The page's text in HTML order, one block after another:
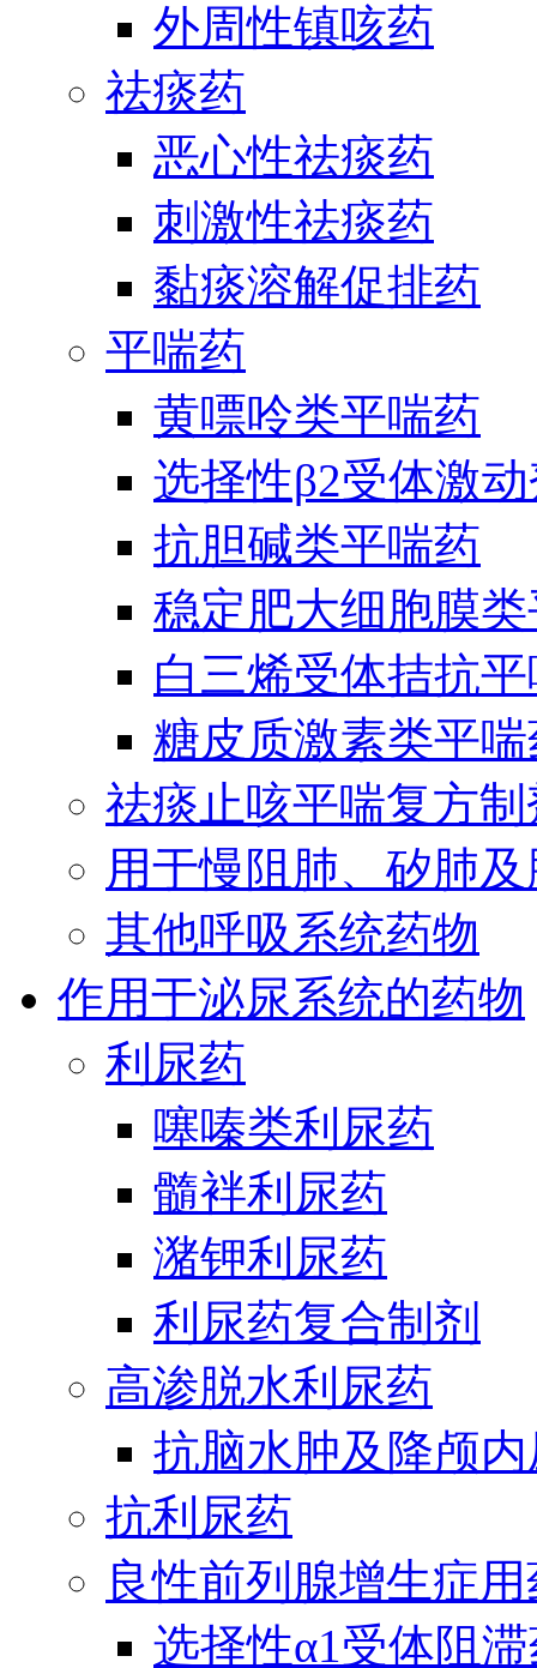
外周性镇咳药
祛痰药
恶心性祛痰药
刺激性祛痰药
黏痰溶解促排药
平喘药
黄嘌呤类平喘药
选择性β2受体激
抗胆碱类平喘药
稳定肥大细胞膜
白三烯受体拮抗
糖皮质激素类平
祛痰止咳平喘复方制
用于慢阻肺、矽肺
其他呼吸系统药物
作用于泌尿系统的药物
利尿药
噻嗪类利尿药
髓袢利尿药
潴钾利尿药
利尿药复合制剂
高渗脱水利尿药
抗脑水肿及降颅
抗利尿药
良性前列腺增生症
选择性α1受体阻